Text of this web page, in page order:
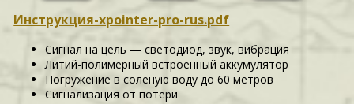
Инструкция-xpointer-pro-rus.pdf
Сигнал на цель — светодиод, звук, вибрация
Литий-полимерный встроенный аккумулятор
Погружение в соленую воду до 60 метров
Сигнализация от потери